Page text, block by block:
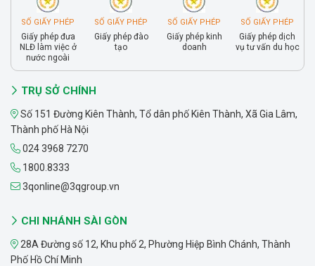
SỐ GIẤY PHÉP
Giấy phép đưa
NLĐ làm việc ở
nước ngoài
SỐ GIẤY PHÉP
Giấy phép đào
tạo
SỐ GIẤY PHÉP
Giấy phép kinh
doanh
SỐ GIẤY PHÉP
Giấy phép dịch
vụ tư vấn du học
TRỤ SỞ CHÍNH
Số 151 Đường Kiên Thành, Tổ dân phố Kiên Thành, Xã Gia Lâm,
Thành phố Hà Nội
024 3968 7270
1800.8333
3qonline@3qgroup.vn
CHI NHÁNH SÀI GÒN
28A Đường số 12, Khu phố 2, Phường Hiệp Bình Chánh, Thành
Phố Hồ Chí Minh